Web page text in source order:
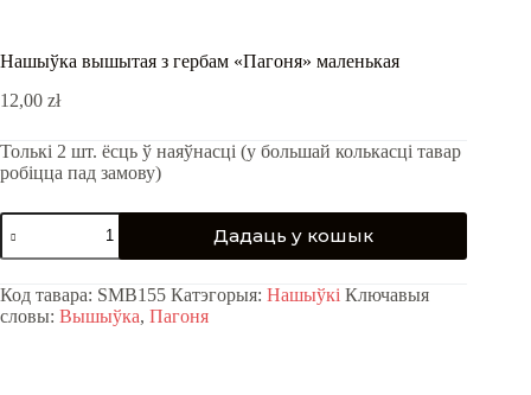
Нашыўка вышытая з гербам «Пагоня» маленькая
12,00 zł
Толькі 2 шт. ёсць ў наяўнасці (у большай колькасці тавар
робіцца пад замову)
Нашыўка
вышытая
з
«Пагоня»
маленькая
Дадаць у кошык
Код тавара: SMB155 Катэгорыя: Нашыўкі Ключавыя
словы: Вышыўка, Пагоня